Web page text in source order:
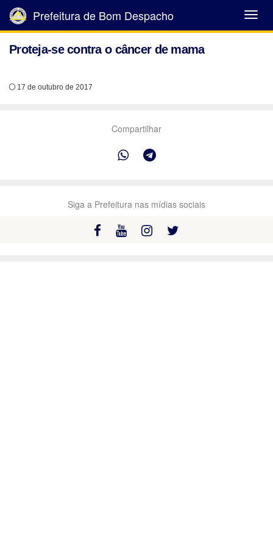
Abrir
Menu
Prefeitura de Bom Despacho
Proteja-se contra o câncer de mama
17 de outubro de 2017
Compartilhar
Siga a Prefeitura nas mídias sociais